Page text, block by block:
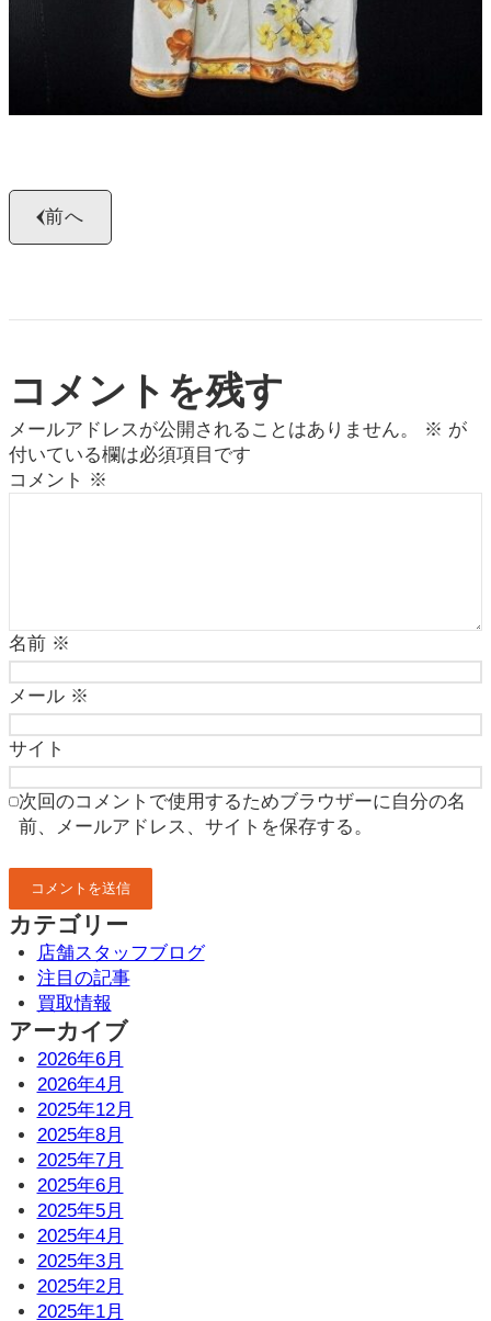
前へ
コメントを残す
メールアドレスが公開されることはありません。 ※ が
付いている欄は必須項目です
コメント ※
名前 ※
メール ※
サイト
次回のコメントで使用するためブラウザーに自分の名
前、メールアドレス、サイトを保存する。
カテゴリー
店舗スタッフブログ
注目の記事
買取情報
アーカイブ
2026年6月
2026年4月
2025年12月
2025年8月
2025年7月
2025年6月
2025年5月
2025年4月
2025年3月
2025年2月
2025年1月